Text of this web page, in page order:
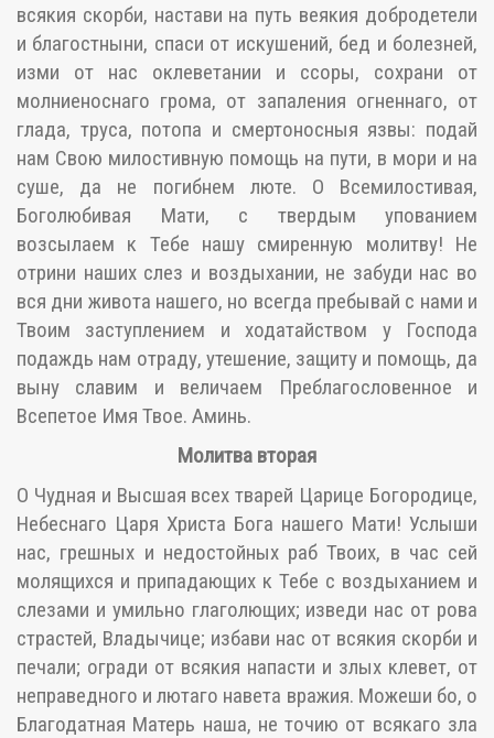
всякия скорби, настави на путь веякия добродетели
и благостныни, спаси от искушений, бед и болезней,
изми от нас оклеветании и ссоры, сохрани от
молниеноснаго грома, от запаления огненнаго, от
глада, труса, потопа и смертоносныя язвы: подай
нам Свою милостивную помощь на пути, в мори и на
суше, да не погибнем люте. О Всемилостивая,
Боголюбивая Мати, с твердым упованием
возсылаем к Тебе нашу смиренную молитву! Не
отрини наших слез и воздыхании, не забуди нас во
вся дни живота нашего, но всегда пребывай с нами и
Твоим заступлением и ходатайством у Господа
подаждь нам отраду, утешение, защиту и помощь, да
выну славим и величаем Преблагословенное и
Всепетое Имя Твое. Аминь.
Молитва вторая
О Чудная и Высшая всех тварей Царице Богородице,
Небеснаго Царя Христа Бога нашего Мати! Услыши
нас, грешных и недостойных раб Твоих, в час сей
молящихся и припадающих к Тебе с воздыханием и
слезами и умильно глаголющих; изведи нас от рова
страстей, Владычице; избави нас от всякия скорби и
печали; огради от всякия напасти и злых клевет, от
неправедного и лютаго навета вражия. Можеши бо, о
Благодатная Матерь наша, не точию от всякаго зла